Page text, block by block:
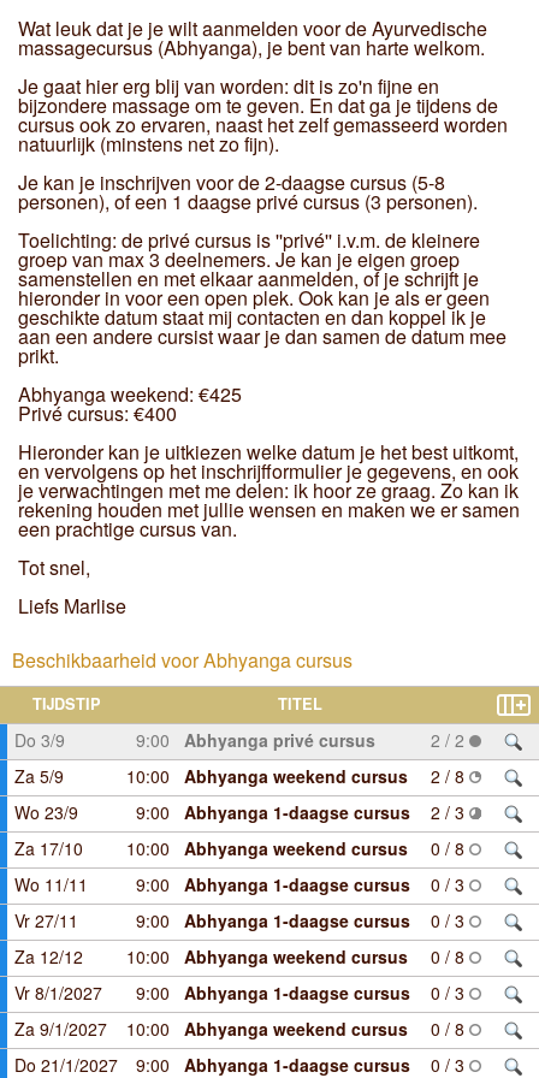
Wat leuk dat je je wilt aanmelden voor de Ayurvedische
massagecursus (Abhyanga), je bent van harte welkom.
Je gaat hier erg blij van worden: dit is zo'n fijne en
bijzondere massage om te geven. En dat ga je tijdens de
cursus ook zo ervaren, naast het zelf gemasseerd worden
natuurlijk (minstens net zo fijn).
Je kan je inschrijven voor de 2-daagse cursus (5-8
personen), of een 1 daagse privé cursus (3 personen).
Toelichting: de privé cursus is ''privé'' i.v.m. de kleinere
groep van max 3 deelnemers. Je kan je eigen groep
samenstellen en met elkaar aanmelden, of je schrijft je
hieronder in voor een open plek. Ook kan je als er geen
geschikte datum staat mij contacten en dan koppel ik je
aan een andere cursist waar je dan samen de datum mee
prikt.
Abhyanga weekend: €425
Privé cursus: €400
Hieronder kan je uitkiezen welke datum je het best uitkomt,
en vervolgens op het inschrijfformulier je gegevens, en ook
je verwachtingen met me delen: ik hoor ze graag. Zo kan ik
rekening houden met jullie wensen en maken we er samen
een prachtige cursus van.
Tot snel,
Liefs Marlise
Beschikbaarheid voor Abhyanga cursus
TIJDSTIP TITEL
Do 3/9 9:00 Abhyanga privé cursus
2 / 2
Za 5/9
10:00 Abhyanga weekend cursus
2 / 8
Wo 23/9
9:00 Abhyanga 1-daagse cursus
2 / 3
Za 17/10
10:00 Abhyanga weekend cursus
0 / 8
Wo 11/11
9:00 Abhyanga 1-daagse cursus
0 / 3
Vr 27/11
9:00 Abhyanga 1-daagse cursus
0 / 3
Za 12/12
10:00 Abhyanga weekend cursus
0 / 8
Vr 8/1/2027
9:00 Abhyanga 1-daagse cursus
0 / 3
Za 9/1/2027
10:00 Abhyanga weekend cursus
0 / 8
Do 21/1/2027
9:00 Abhyanga 1-daagse cursus 0 / 3